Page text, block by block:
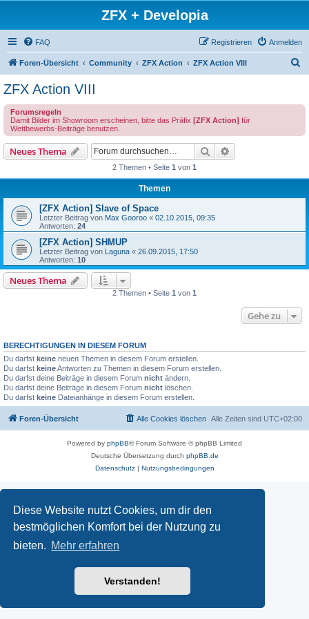
Diese Website nutzt Cookies, um dir den
bestmöglichen Komfort bei der Nutzung zu
bieten. Mehr erfahren
Verstanden!
ZFX + Developia
FAQ Anmelden
Registrieren
Foren-Übersicht Community ZFX Action ZFX Action VIII
ZFX Action VIII
Forumsregeln
Damit Bilder im Showroom erscheinen, bitte das Präfix [ZFX Action] für
Wettbewerbs-Beiträge benutzen.
Neues Thema Suche
2 Themen • Seite 1 von 1
Themen
[ZFX Action] Slave of Space
Letzter Beitrag von Max Gooroo « 02.10.2015, 09:35
Antworten: 24
[ZFX Action] SHMUP
Letzter Beitrag von Laguna « 26.09.2015, 17:50
Antworten: 10
Neues Thema
2 Themen • Seite 1 von 1
Gehe zu
BERECHTIGUNGEN IN DIESEM FORUM
Du darfst keine neuen Themen in diesem Forum erstellen.
Du darfst keineAntworten zu Themen in diesem Forum erstellen.
Du darfst deine Beiträge in diesem Forum nicht ändern.
Du darfst deine Beiträge in diesem Forum nicht löschen.
Du darfst keine Dateianhänge in diesem Forum erstellen.
Foren-Übersicht Alle Zeiten sind UTC+02:00
Alle Cookies löschen
Powered by phpBB® Forum Software © phpBB Limited
Deutsche Übersetzung durch phpBB.de
Datenschutz| Nutzungsbedingungen